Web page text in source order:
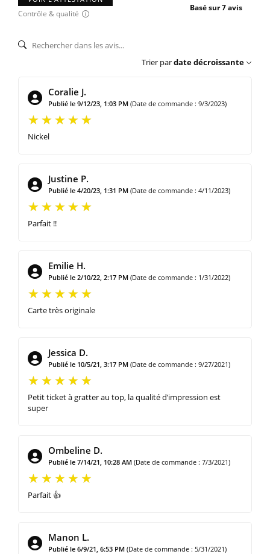
Contrôle & qualité
Basé sur 7 avis
Trier pardate décroissante
Coralie J.
Publié le 9/12/23, 1:03 PM (Date de commande : 9/3/2023)
Nickel
Justine P.
Publié le 4/20/23, 1:31 PM (Date de commande : 4/11/2023)
Parfait !!
Emilie H.
Publié le 2/10/22, 2:17 PM (Date de commande : 1/31/2022)
Carte très originale
Jessica D.
Publié le 10/5/21, 3:17 PM (Date de commande : 9/27/2021)
Petit ticket à gratter au top, la qualité d’impression est
super
Ombeline D.
Publié le 7/14/21, 10:28 AM (Date de commande : 7/3/2021)
Parfait 👍
Manon L.
Publié le 6/9/21, 6:53 PM (Date de commande : 5/31/2021)